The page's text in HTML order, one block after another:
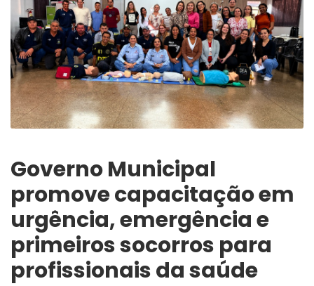
Governo Municipal
promove capacitação em
urgência, emergência e
primeiros socorros para
profissionais da saúde